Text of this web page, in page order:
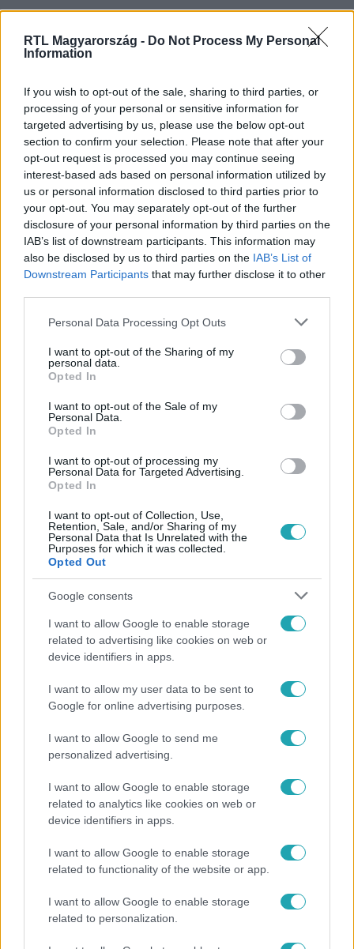
RTL Magyarország - Do Not Process My Personal
Information
If you wish to opt-out of the sale, sharing to third parties, or
processing of your personal or sensitive information for
targeted advertising by us, please use the below opt-out
section to confirm your selection. Please note that after your
opt-out request is processed you may continue seeing
interest-based ads based on personal information utilized by
us or personal information disclosed to third parties prior to
your opt-out. You may separately opt-out of the further
disclosure of your personal information by third parties on the
IAB’s list of downstream participants. This information may
also be disclosed by us to third parties on the IAB’s List of
Downstream Participants that may further disclose it to other
Please note that this website/app uses one or more Google
not limited to your visit or usage behaviour. You may click to
grant or deny consent to Google and its third-party tags to
use your data for below specified purposes in below Google
consent section.
Personal Data Processing Opt Outs
I want to opt-out of the Sharing of my
personal data.
Opted In
I want to opt-out of the Sale of my
Personal Data.
Opted In
I want to opt-out of processing my
Personal Data for Targeted Advertising.
Opted In
I want to opt-out of Collection, Use,
Retention, Sale, and/or Sharing of my
Personal Data that Is Unrelated with the
Purposes for which it was collected.
Opted Out
Google consents
I want to allow Google to enable storage
related to advertising like cookies on web or
device identifiers in apps.
I want to allow my user data to be sent to
Google for online advertising purposes.
I want to allow Google to send me
personalized advertising.
I want to allow Google to enable storage
related to analytics like cookies on web or
device identifiers in apps.
I want to allow Google to enable storage
related to functionality of the website or app.
I want to allow Google to enable storage
related to personalization.
Kövess minket, és értesülj a friss hírekről a
Facebookon is!
Követem
ELŐZETESEK # BALÓ GYÖRGY #CIVIL SZERVEZETEK
PÁLYÁZATOK
Népszerű
„A csúcs opcionális, a biztonságos hazatérés
kötelező” – 50 méterre a csúcstól fordult vissza
Klein Dávid